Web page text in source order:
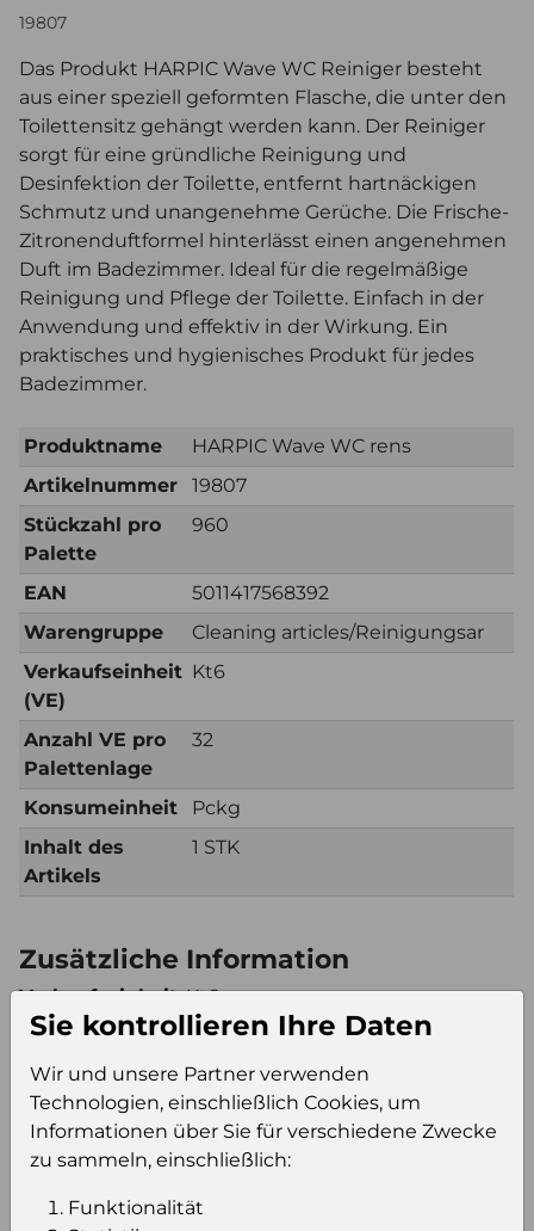
19807
Das Produkt HARPIC Wave WC Reiniger besteht
aus einer speziell geformten Flasche, die unter den
Toilettensitz gehängt werden kann. Der Reiniger
sorgt für eine gründliche Reinigung und
Desinfektion der Toilette, entfernt hartnäckigen
Schmutz und unangenehme Gerüche. Die Frische-
Zitronenduftformel hinterlässt einen angenehmen
Duft im Badezimmer. Ideal für die regelmäßige
Reinigung und Pflege der Toilette. Einfach in der
Anwendung und effektiv in der Wirkung. Ein
praktisches und hygienisches Produkt für jedes
Badezimmer.
Produktname
HARPIC Wave WC rens
Artikelnummer
19807
Stückzahl pro
Palette
960
EAN
5011417568392
Warengruppe
Cleaning articles/Reinigungsar
Verkaufseinheit
(VE)
Kt6
Anzahl VE pro
Palettenlage
32
Konsumeinheit
Pckg
Inhalt des
Artikels
1 STK
Zusätzliche Information
Verkaufseinheit
(VE)
Kt6
pro Palette
Konsumeinheit
Pckg
Stückzahl pro
960
Sie kontrollieren Ihre Daten
Wir und unsere Partner verwenden
Technologien, einschließlich Cookies, um
Informationen über Sie für verschiedene Zwecke
zu sammeln, einschließlich:
Funktionalität